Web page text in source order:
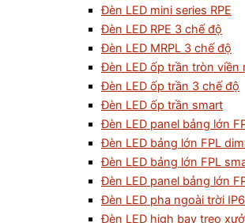
Đèn LED mini series RPE
Đèn LED RPE 3 chế độ
Đèn LED MRPL 3 chế độ
Đèn LED ốp trần tròn viền
Đèn LED ốp trần 3 chế độ
Đèn LED ốp trần smart
Đèn LED panel bảng lớn
Đèn LED bảng lớn FPL
Đèn LED bảng lớn FPL
Đèn LED panel bảng lớn
Đèn LED pha ngoài trời
Đèn LED high bay treo